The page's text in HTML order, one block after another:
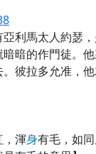
利馬太人約瑟
暗的作門徒。
。彼拉多允准，
，渾身有毛，如